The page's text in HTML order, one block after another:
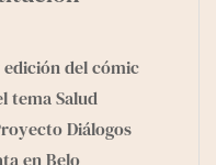
edición del cómic
tema Salud
Diálogos
en Belo